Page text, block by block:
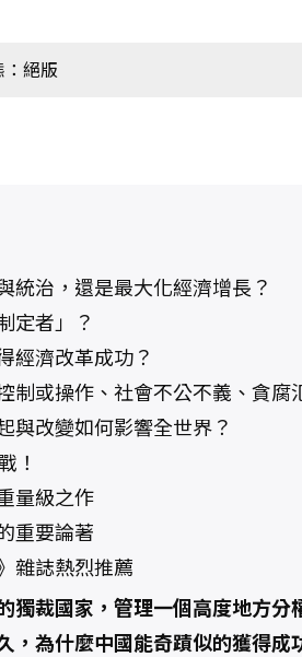
絕版
統治，還是最大化經濟增長？
定者」？
經濟改革成功？
制或操作、社會不公不義、貪腐
與改變如何影響全世界？
！
量級之作
重要論著
雜誌熱烈推薦
裁國家，管理一個高度地方分
，為什麼中國能奇蹟似的獲得成